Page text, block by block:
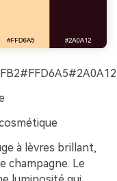
à lèvres brillant,
champagne. Le